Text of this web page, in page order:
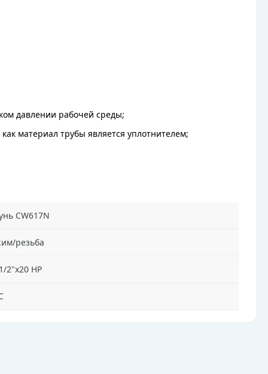
давлении рабочей среды;
материал трубы является уплотнителем;
CW617N
резьба
2"х20 НР